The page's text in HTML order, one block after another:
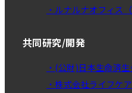
・ルナルナオフィス
共同研究/開発
・(公財)日本生命済
・株式会社ライフケ